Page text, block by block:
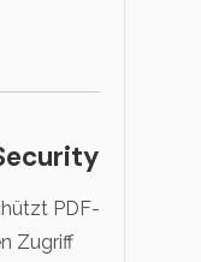
PDF-
Zugriff